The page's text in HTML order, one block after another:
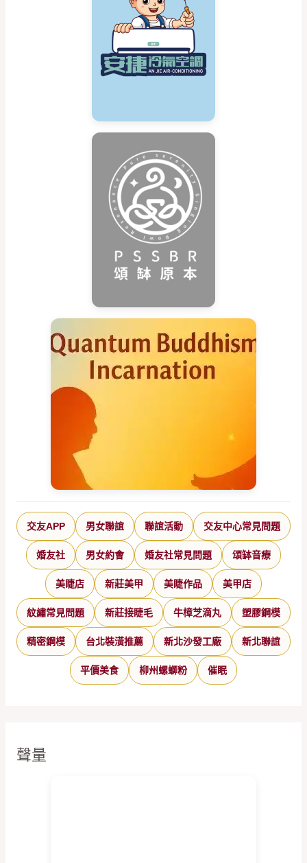
交友APP 男女聯誼 聯誼活動 交友中心常見問題
婚友社 男女約會 婚友社常見問題 頌缽音療
美睫店 新莊美甲 美睫作品 美甲店
紋繡常見問題 新莊接睫毛 牛樟芝滴丸 塑膠鋼模
精密鋼模 台北裝潢推薦 新北沙發工廠 新北聯誼
平價美食 柳州螺螄粉 催眠
聲量